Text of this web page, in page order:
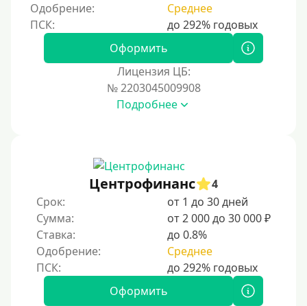
Одобрение:
Среднее
Оформить
Лицензия ЦБ:
№ 2203045009908
Подробнее
Центрофинанс
4
Срок:
от 1 до 30 дней
Сумма:
от 2 000 до 30 000 ₽
Ставка:
до 0.8%
Одобрение:
Среднее
Оформить